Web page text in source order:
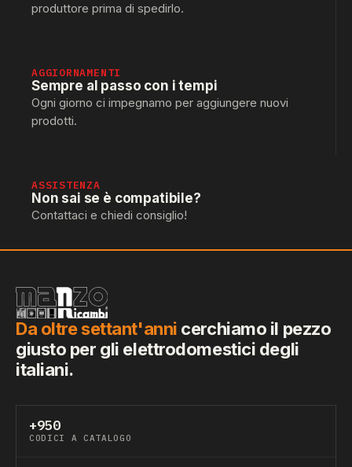
produttore prima di spedirlo.
AGGIORNAMENTI
Sempre al passo con i tempi
Ogni giorno ci impegnamo per aggiungere nuovi
prodotti.
ASSISTENZA
Non sai se è compatibile?
Contattaci e chiedi consiglio!
Da oltre settant'anni cerchiamo il pezzo
giusto per gli elettrodomestici degli
italiani.
+950
CODICI A CATALOGO